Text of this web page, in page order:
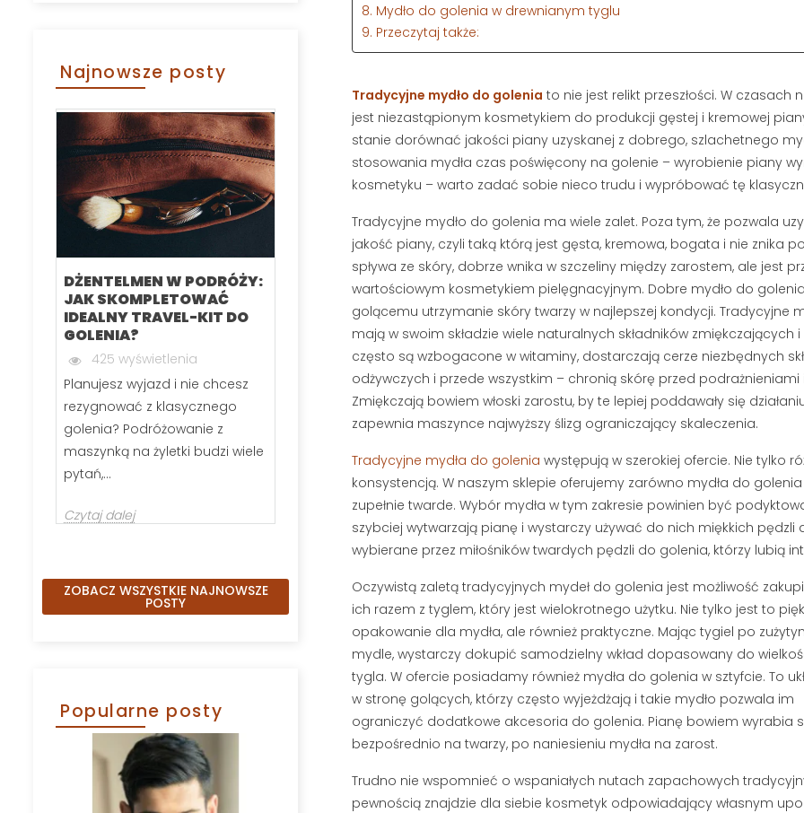
Najnowsze posty
DŻENTELMEN W PODRÓŻY:
JAK SKOMPLETOWAĆ
IDEALNY TRAVEL-KIT DO
GOLENIA?
425 wyświetlenia
Planujesz wyjazd i nie chcesz
rezygnować z klasycznego
golenia? Podróżowanie z
maszynką na żyletki budzi wiele
pytań,...
Czytaj dalej
KARTACZ DO BRODY I
SZCZOTKA DO BRODY –
RANKING NAJLEPSZYCH
MODELI CZERWIEC 2026
286 wyświetlenia
Jeśli zastanawiasz się, czy lepiej
wybrać szczotkę do brody, czy
kartacz, nie jesteś sam.
Odpowiednio dobrane...
Czytaj dalej
DETOKS TWARZY:
DLACZEGO MĘŻCZYZNA
POTRZEBUJE PEELINGU I
GŁĘBOKIEGO
OCZYSZCZANIA?
263 wyświetlenia
Myślisz, że mydło i woda
wystarczą do pielęgnacji
się z szarą cerą lub bolesnymi...
Czytaj dalej
ZOBACZ WSZYSTKIE NAJNOWSZE
POSTY
Popularne posty
8. Mydło do golenia w drewnianym tyglu
9. Przeczytaj także:
Tradycyjne mydło do golenia to nie jest relikt przeszłości. W
jest niezastąpionym kosmetykiem do produkcji gęstej i kremowej
stanie dorównać jakości piany uzyskanej z dobrego, szlachetnego
stosowania mydła czas poświęcony na golenie – wyrobienie piany
kosmetyku – warto zadać sobie nieco trudu i wypróbować tę
Tradycyjne mydło do golenia ma wiele zalet. Poza tym, że pozwala
jakość piany, czyli taką którą jest gęsta, kremowa, bogata i nie znika
spływa ze skóry, dobrze wnika w szczeliny między zarostem, ale jest
wartościowym kosmetykiem pielęgnacyjnym. Dobre mydło do
golącemu utrzymanie skóry twarzy w najlepszej kondycji. Tradycyjne
mają w swoim składzie wiele naturalnych składników zmiękczających
często są wzbogacone w witaminy, dostarczają cerze niezbędnych
odżywczych i przede wszystkim – chronią skórę przed podrażnieniami
Zmiękczają bowiem włoski zarostu, by te lepiej poddawały się
zapewnia maszynce najwyższy ślizg ograniczający skaleczenia.
Tradycyjne mydła do golenia występują w szerokiej ofercie. Nie tylko
konsystencją. W naszym sklepie oferujemy zarówno mydła do
zupełnie twarde. Wybór mydła w tym zakresie powinien być
szybciej wytwarzają pianę i wystarczy używać do nich miękkich
wybierane przez miłośników twardych pędzli do golenia, którzy lubią
Oczywistą zaletą tradycyjnych mydeł do golenia jest możliwość
ich razem z tyglem, który jest wielokrotnego użytku. Nie tylko jest to
opakowanie dla mydła, ale również praktyczne. Mając tygiel po
mydle, wystarczy dokupić samodzielny wkład dopasowany do
tygla. W ofercie posiadamy również mydła do golenia w sztyfcie. To
w stronę golących, którzy często wyjeżdżają i takie mydło pozwala im
ograniczyć dodatkowe akcesoria do golenia. Pianę bowiem wyrabia
bezpośrednio na twarzy, po naniesieniu mydła na zarost.
Trudno nie wspomnieć o wspaniałych nutach zapachowych
pewnością znajdzie dla siebie kosmetyk odpowiadający własnym